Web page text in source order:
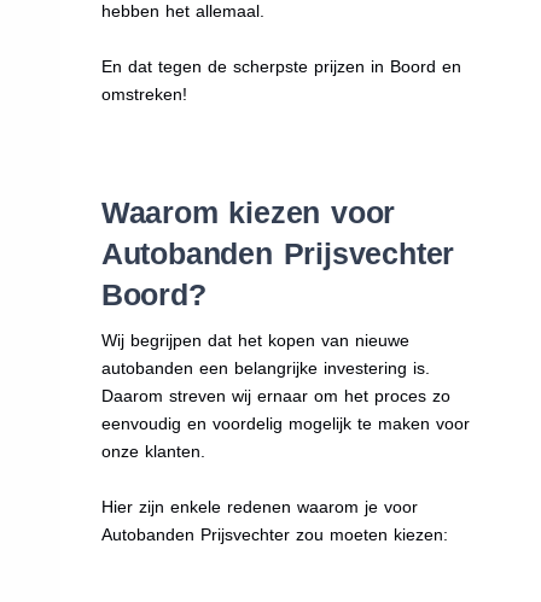
hebben het allemaal.
En dat tegen de scherpste prijzen in Boord en
omstreken!
Waarom kiezen voor
Autobanden Prijsvechter
Boord?
Wij begrijpen dat het kopen van nieuwe
autobanden een belangrijke investering is.
Daarom streven wij ernaar om het proces zo
eenvoudig en voordelig mogelijk te maken voor
onze klanten.
Hier zijn enkele redenen waarom je voor
Autobanden Prijsvechter zou moeten kiezen: